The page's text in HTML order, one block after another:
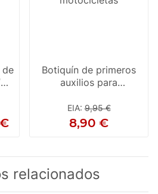
de
Botiquín de primeros
auxilios para
EIA:9,95 €
8,90 €
relacionados